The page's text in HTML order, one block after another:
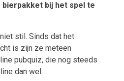
bij het spel te
stil. Sinds dat het
is zijn ze meteen
pubquiz, die nog steeds
dan wel.